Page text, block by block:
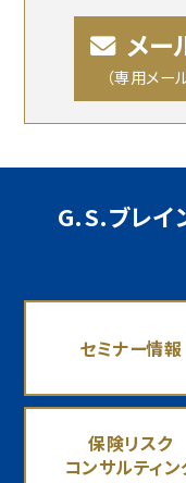
メー
（専用メー
G.S.ブレイ
セミナー情報
保険リスク
コンサルティン